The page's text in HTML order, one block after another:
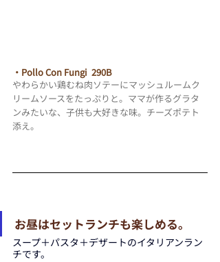
・Pollo Con Fungi  290B
やわらかい鶏むね肉ソテーにマッシュルームク
リームソースをたっぷりと。ママが作るグラタ
ンみたいな、子供も大好きな味。チーズポテト
添え。
お昼はセットランチも楽しめる。
スープ＋パスタ＋デザートのイタリアンラン
チです。